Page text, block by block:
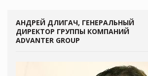
АНДРЕЙ ДЛИГАЧ, ГЕНЕРАЛЬНЫЙ
ДИРЕКТОР ГРУППЫ КОМПАНИЙ
ADVANTER GROUP